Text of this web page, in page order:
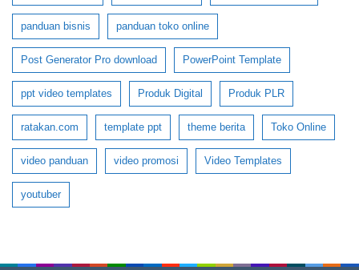
panduan bisnis panduan toko online
Post Generator Pro download PowerPoint Template
ppt video templates Produk Digital Produk PLR
ratakan.com template ppt theme berita Toko Online
video panduan video promosi Video Templates
youtuber